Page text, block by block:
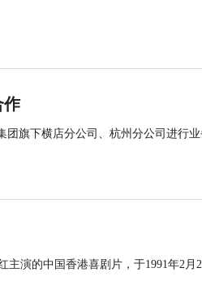
作
团旗下横店分公司、杭州分公司进行
主演的中国香港喜剧片，于1991年2月